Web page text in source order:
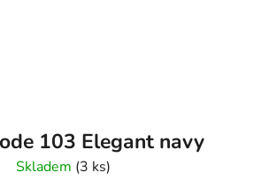
103 Elegant navy
Skladem (3 ks)